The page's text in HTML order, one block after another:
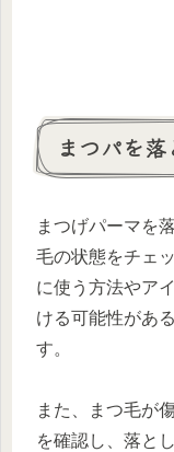
まつパを
まつげパーマを
毛の状態をチェ
に使う方法やア
ける可能性があ
す。
また、まつ毛が
を確認し、落と